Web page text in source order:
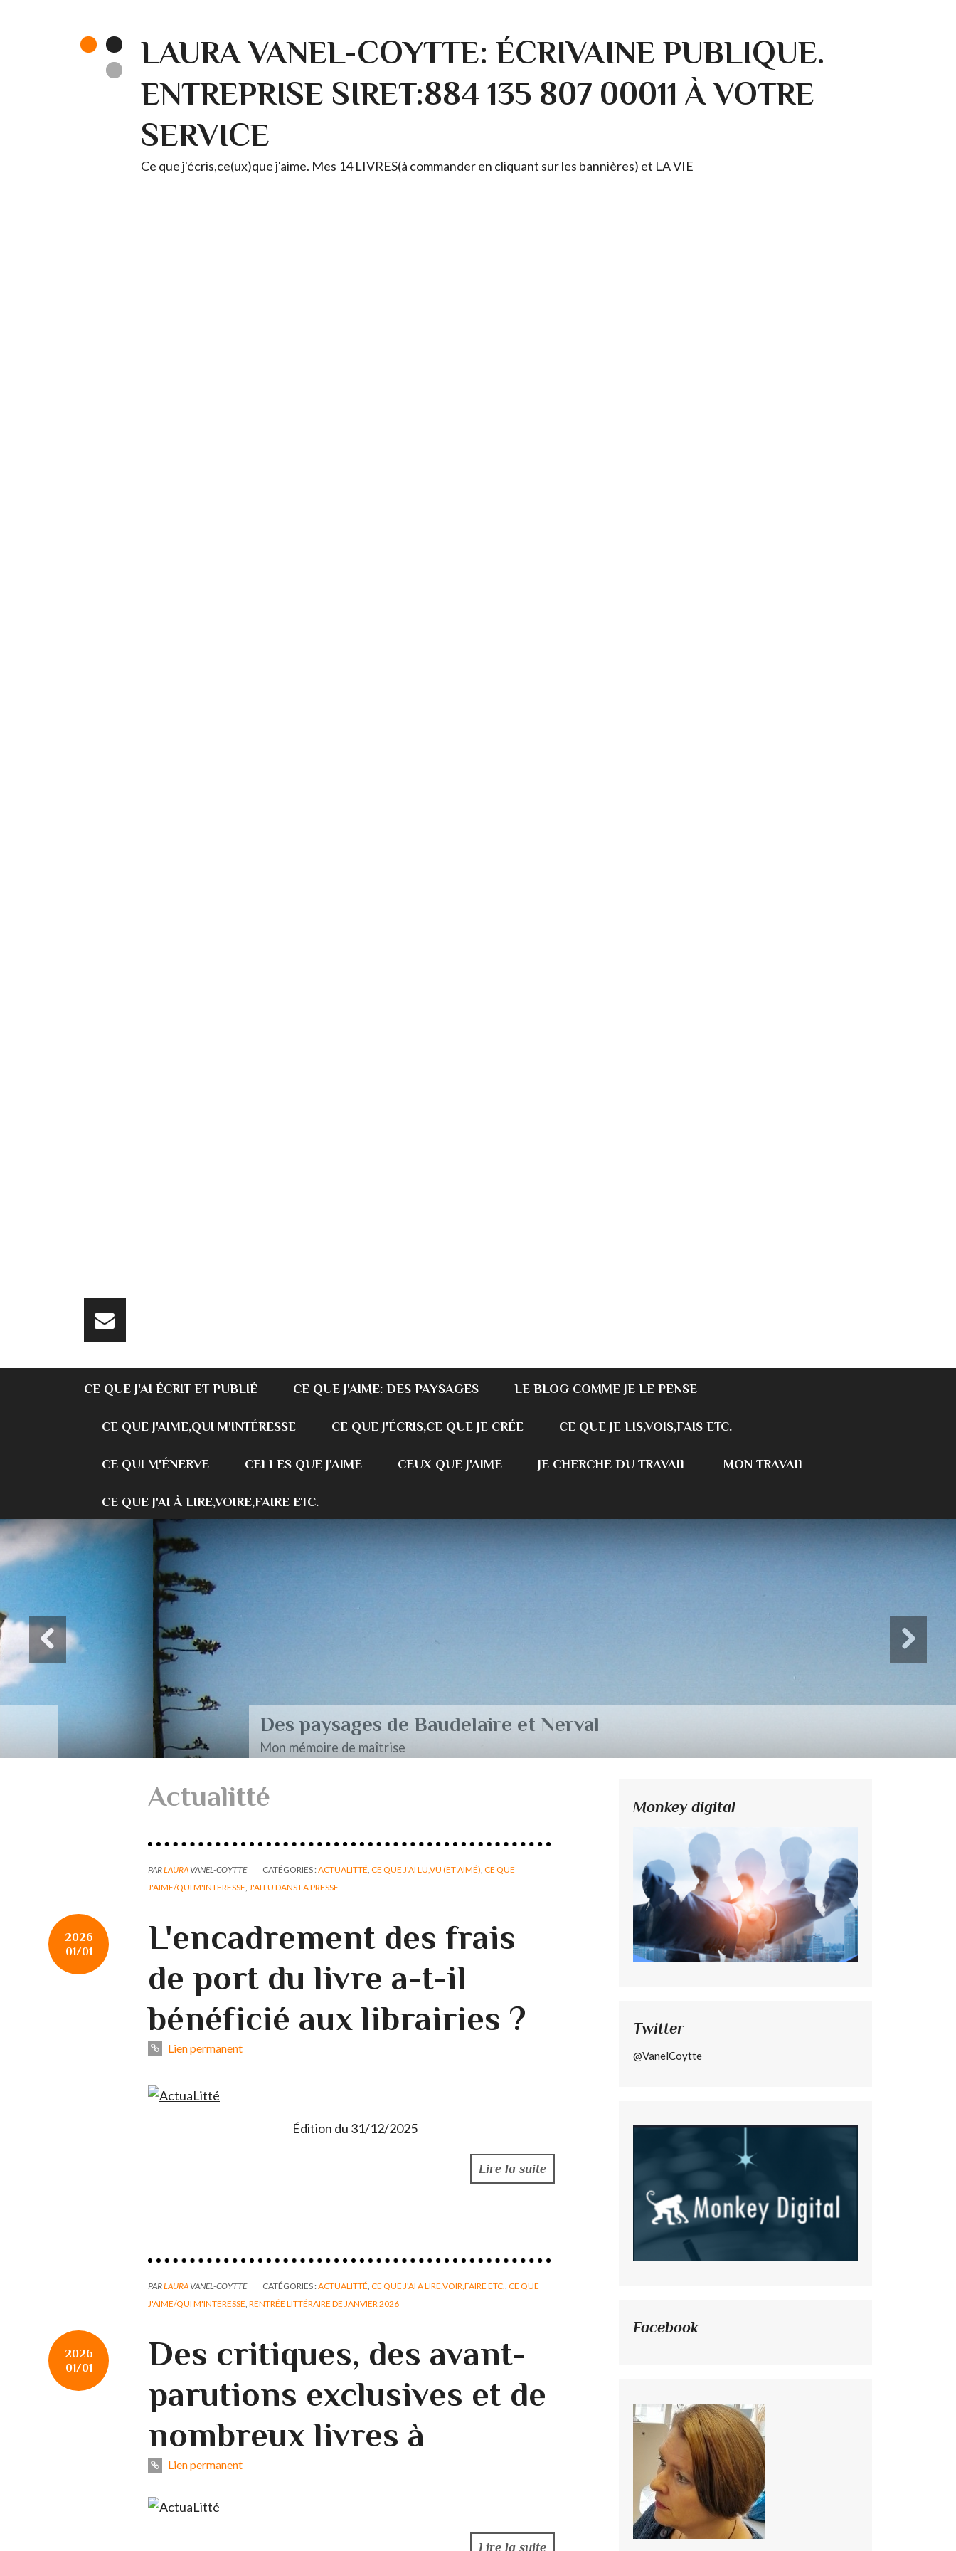
LAURA VANEL-COYTTE: ÉCRIVAINE PUBLIQUE.
ENTREPRISE SIRET:884 135 807 00011 À VOTRE
SERVICE
Ce que j'écris,ce(ux)que j'aime. Mes 14 LIVRES(à commander en cliquant sur les bannières) et LA VIE
CE QUE J'AI ÉCRIT ET PUBLIÉ CE QUE J'AIME: DES PAYSAGES LE BLOG COMME JE LE PENSE
CE QUE J'AIME,QUI M'INTÉRESSE CE QUE J'ÉCRIS,CE QUE JE CRÉE CE QUE JE LIS,VOIS,FAIS ETC.
CE QUI M'ÉNERVE CELLES QUE J'AIME CEUX QUE J'AIME JE CHERCHE DU TRAVAIL MON TRAVAIL
CE QUE J'AI À LIRE,VOIRE,FAIRE ETC.
Des paysages de Baudelaire et Nerval
Mon mémoire de maîtrise
Actualitté
PARLAURA VANEL-COYTTE CATÉGORIES :ACTUALITTÉ CE QUE J'AI LU,VU (ET AIMÉ) CE QUE
J'AIME/QUI M'INTERESSE J'AI LU DANS LA PRESSE
2026
01/01
L'encadrement des frais
de port du livre a-t-il
bénéficié aux librairies ?
Lien permanent
Édition du 31/12/2025
Lire la suite
PARLAURA VANEL-COYTTE CATÉGORIES :ACTUALITTÉ, CE QUE J'AI A LIRE,VOIR,FAIRE ETC., CE QUE
J'AIME/QUI M'INTERESSE, RENTRÉE LITTÉRAIRE DE JANVIER 2026
2026
01/01
Des critiques, des avant-
parutions exclusives et de
nombreux livres à
Lien permanent
Lire la suite
Monkey digital
Twitter
@VanelCoytte
Facebook